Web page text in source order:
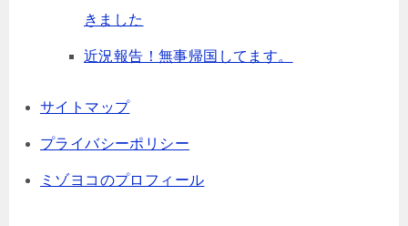
きました
近況報告！無事帰国してます。
サイトマップ
プライバシーポリシー
ミゾヨコのプロフィール